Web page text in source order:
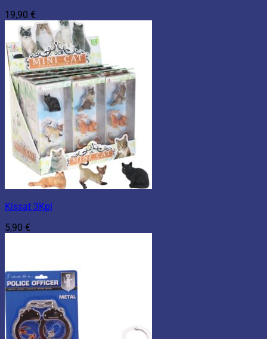
19,90 €
Kissat 3Kpl
5,90 €